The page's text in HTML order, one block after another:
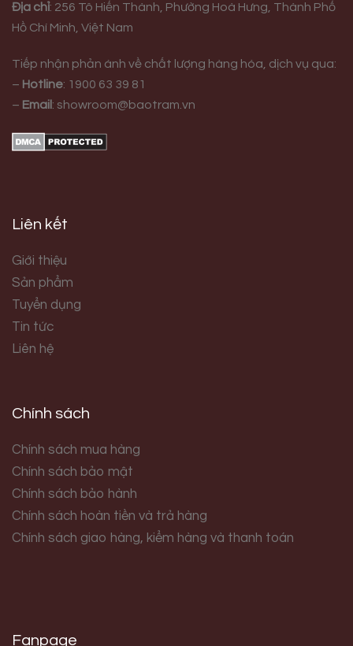
Địa chỉ: 256 Tô Hiến Thành, Phường Hoà Hưng, Thành Phố
Hồ Chí Minh, Việt Nam
Tiếp nhận phản ánh về chất lượng hàng hóa, dịch vụ qua:
– Hotline: 1900 63 39 81
– Email : showroom@baotram.vn
Liên kết
Giới thiệu
Sản phẩm
Tuyển dụng
Tin tức
Liên hệ
Chính sách
Chính sách mua hàng
Chính sách bảo mật
Chính sách bảo hành
Chính sách hoàn tiền và trả hàng
Chính sách giao hàng, kiểm hàng và thanh toán
Fanpage